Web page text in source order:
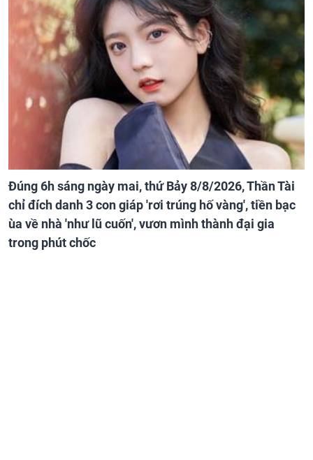
Đúng 6h sáng ngày mai, thứ Bảy 8/8/2026, Thần Tài
chỉ đích danh 3 con giáp 'rơi trúng hố vàng', tiền bạc
ùa về nhà 'như lũ cuốn', vươn mình thành đại gia
trong phút chốc